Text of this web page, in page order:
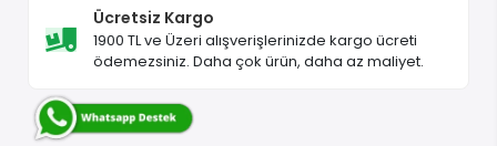
Ücretsiz Kargo
1900 TL ve Üzeri alışverişlerinizde kargo ücreti
ödemezsiniz. Daha çok ürün, daha az maliyet.